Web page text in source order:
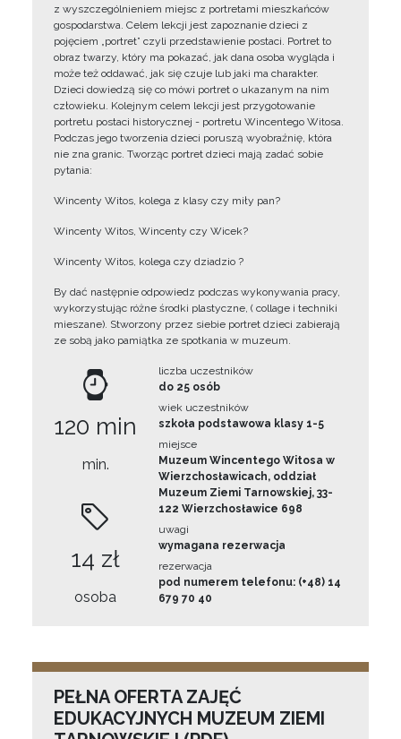
z wyszczególnieniem miejsc z portretami mieszkańców
gospodarstwa. Celem lekcji jest zapoznanie dzieci z
pojęciem „portret” czyli przedstawienie postaci. Portret to
obraz twarzy, który ma pokazać, jak dana osoba wygląda i
może też oddawać, jak się czuje lub jaki ma charakter.
Dzieci dowiedzą się co mówi portret o ukazanym na nim
człowieku. Kolejnym celem lekcji jest przygotowanie
portretu postaci historycznej - portretu Wincentego Witosa.
Podczas jego tworzenia dzieci poruszą wyobraźnię, która
nie zna granic. Tworząc portret dzieci mają zadać sobie
pytania:
Wincenty Witos, kolega z klasy czy miły pan?
Wincenty Witos, Wincenty czy Wicek?
Wincenty Witos, kolega czy dziadzio ?
By dać następnie odpowiedz podczas wykonywania pracy,
wykorzystując różne środki plastyczne, ( collage i techniki
mieszane). Stworzony przez siebie portret dzieci zabierają
ze sobą jako pamiątka ze spotkania w muzeum.
120 min
min.
14 zł
osoba
liczba uczestników
do 25 osób
wiek uczestników
szkoła podstawowa klasy 1-5
miejsce
Muzeum Wincentego Witosa w
Wierzchosławicach, oddział
Muzeum Ziemi Tarnowskiej, 33-
122 Wierzchosławice 698
uwagi
wymagana rezerwacja
rezerwacja
pod numerem telefonu: (+48) 14
679 70 40
PEŁNA OFERTA ZAJĘĆ
EDUKACYJNYCH MUZEUM ZIEMI